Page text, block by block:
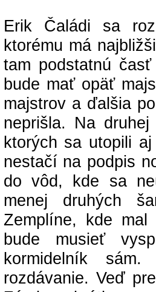
Erik Čaládi sa
ktorému má
tam podstatnú
bude mať opäť
majstrov a ďalšia
neprišla. Na
ktorých sa utopili
nestačí na podpis
do vôd, kde sa
menej druhých
Zemplíne, kde
bude musieť
kormidelník
rozdávanie. Veď